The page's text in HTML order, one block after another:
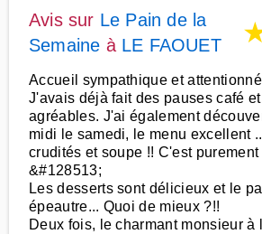
Avis sur Le Pain de la
Semaine à LE FAOUET
Accueil sympathique et
J'avais déjà fait des pauses café
agréables. J'ai également
midi le samedi, le menu excellent
crudités et soupe !! C'est purement
&#128513;
Les desserts sont délicieux et le
épeautre... Quoi de mieux ?!!
Deux fois, le charmant monsieur à